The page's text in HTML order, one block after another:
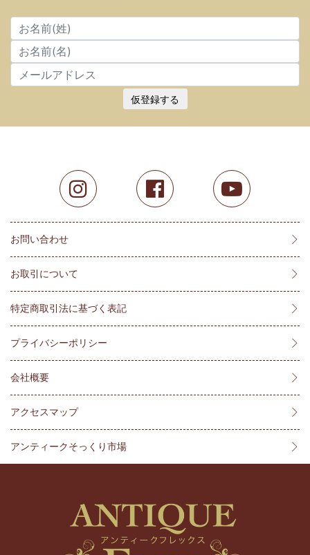
仮登録する
お問い合わせ
お取引について
特定商取引法に基づく表記
プライバシーポリシー
会社概要
アクセスマップ
アンティークそっくり市場